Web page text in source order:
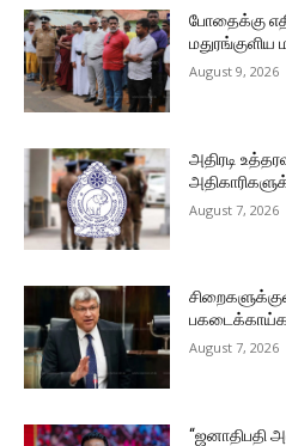
போதைக்கு
August 9, 2026
அதிரடி
August 7, 2026
August 7, 2026
“ஜனாதிபதி